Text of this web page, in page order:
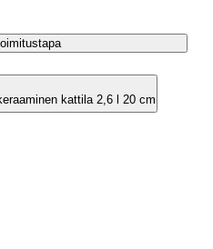
kattila 2,6 l 20 cm